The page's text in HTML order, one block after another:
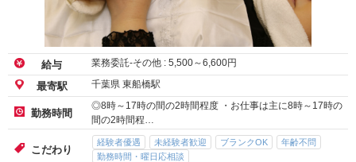
給与 業務委託-その他 : 5,500～6,600円
最寄駅 千葉県 東船橋駅
勤務時間
◎8時～17時の間の2時間程度 ・お仕事は主に8時～17時の
間の2時間程…
こだわり
経験者優遇 未経験者歓迎 ブランクOK
年齢不問
勤務時間・曜日応相談